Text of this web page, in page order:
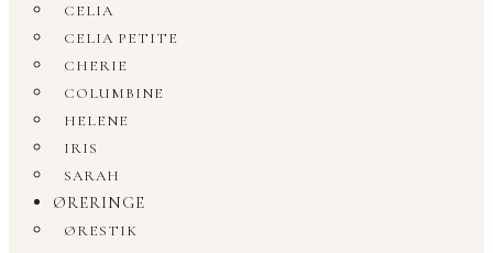
CELIA
CELIA PETITE
CHERIE
COLUMBINE
HELENE
IRIS
SARAH
ØRERINGE
ØRESTIK